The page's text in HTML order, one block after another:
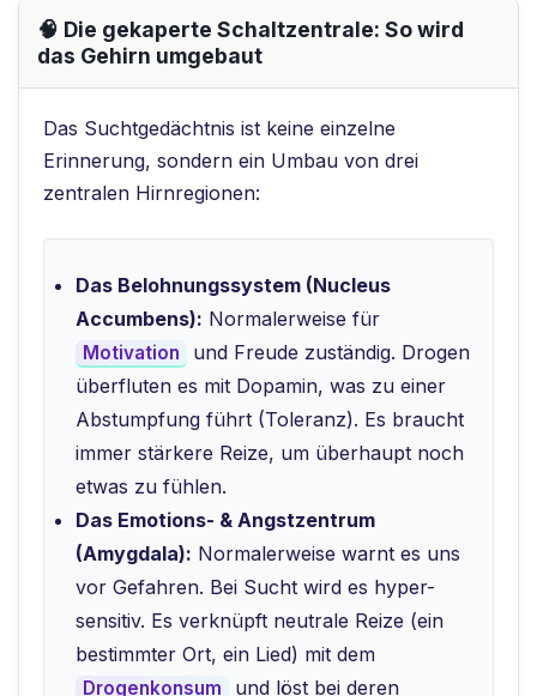
🧠 Die gekaperte Schaltzentrale: So wird
das Gehirn umgebaut
Das Suchtgedächtnis ist keine einzelne
Erinnerung, sondern ein Umbau von drei
zentralen Hirnregionen:
Das Belohnungssystem (Nucleus
Accumbens): Normalerweise für
Motivation
und Freude zuständig. Drogen
überfluten es mit Dopamin, was zu einer
Abstumpfung führt (Toleranz). Es braucht
immer stärkere Reize, um überhaupt noch
etwas zu fühlen.
Das Emotions- & Angstzentrum
(Amygdala): Normalerweise warnt es uns
vor Gefahren. Bei Sucht wird es hyper-
sensitiv. Es verknüpft neutrale Reize (ein
bestimmter Ort, ein Lied) mit dem
Drogenkonsum und löst bei deren